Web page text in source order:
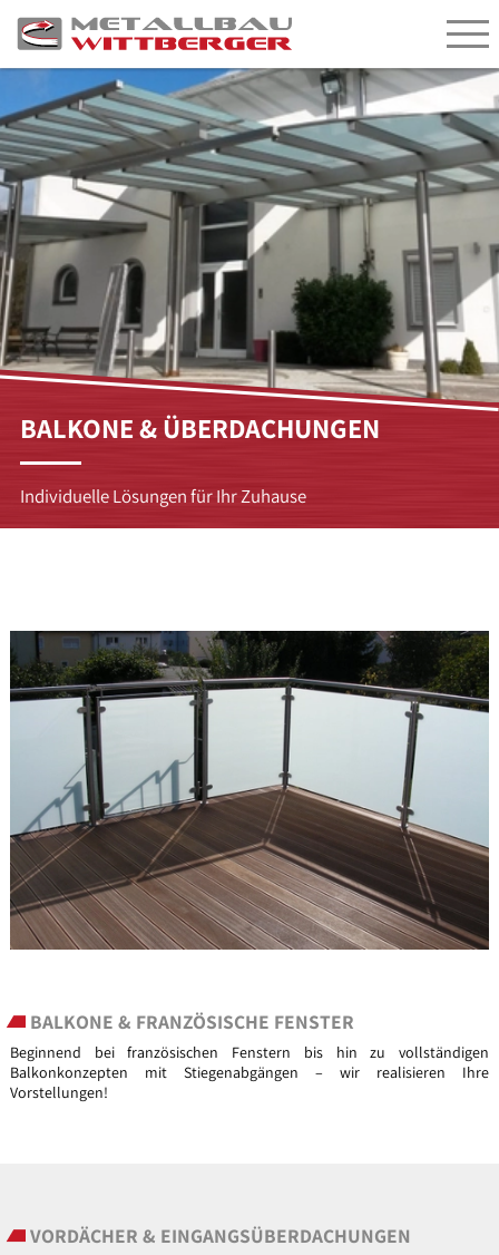
BALKONE & ÜBERDACHUNGEN
Individuelle Lösungen für Ihr Zuhause
BALKONE & FRANZÖSISCHE FENSTER
Beginnend bei französischen Fenstern bis hin zu vollständigen
Balkonkonzepten mit Stiegenabgängen – wir realisieren Ihre
Vorstellungen!
VORDÄCHER & EINGANGSÜBERDACHUNGEN